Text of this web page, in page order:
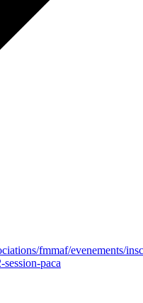
fmmaf/evenements/
session-paca